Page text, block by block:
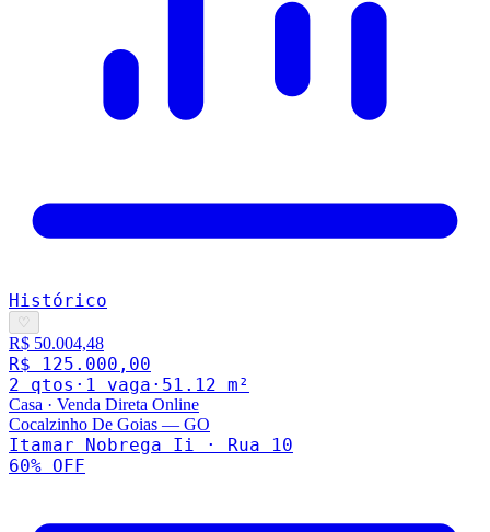
Histórico
♡
R$ 50.004,48
R$ 125.000,00
2 qtos · 1 vaga · 51.12 m²
Casa · Venda Direta Online
Cocalzinho De Goias — GO
Itamar Nobrega Ii · Rua 10
60% OFF